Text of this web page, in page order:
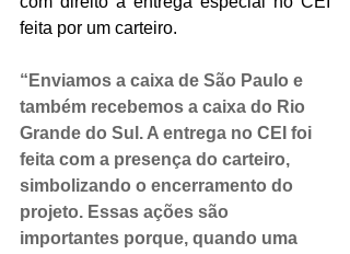
feita por um carteiro.
“Enviamos a caixa de São Paulo e
também recebemos a caixa do Rio
Grande do Sul. A entrega no CEI foi
feita com a presença do carteiro,
simbolizando o encerramento do
projeto. Essas ações são
importantes porque, quando uma